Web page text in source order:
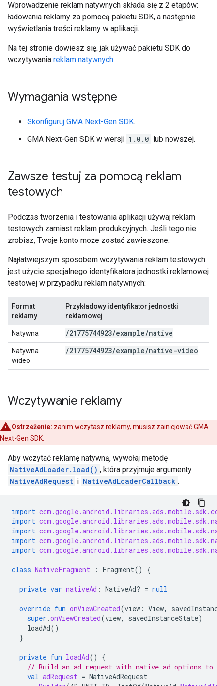
Wprowadzenie reklam natywnych składa się z 2 etapów:
ładowania reklamy za pomocą pakietu SDK, a następnie
wyświetlania treści reklamy w aplikacji.
Na tej stronie dowiesz się, jak używać pakietu SDK do
wczytywania reklam natywnych.
Wymagania wstępne
Skonfiguruj GMA Next-Gen SDK.
GMA Next-Gen SDK w wersji 1.0.0 lub nowszej.
Zawsze testuj za pomocą reklam
testowych
Podczas tworzenia i testowania aplikacji używaj reklam
testowych zamiast reklam produkcyjnych. Jeśli tego nie
zrobisz, Twoje konto może zostać zawieszone.
Najłatwiejszym sposobem wczytywania reklam testowych
jest użycie specjalnego identyfikatora jednostki reklamowej
testowej w przypadku reklam natywnych:
Format
reklamy
Przykładowy identyfikator jednostki
reklamowej
Natywna /21775744923/example/native
Natywna
wideo
/21775744923/example/native-video
Wczytywanie reklamy
Ostrzeżenie: zanim wczytasz reklamy, musisz zainicjowaćGMA
Next-Gen SDK
Aby wczytać reklamę natywną, wywołaj metodę
NativeAdLoader.load() , która przyjmuje argumenty
NativeAdRequest i NativeAdLoaderCallback .
import
import
import
import
import
class NativeFragment : Fragment() {
private var nativeAd : NativeAd? = null
override fun onViewCreated(view : View,
super .onViewCreated(view, savedInstanceState)
loadAd()
}
private fun loadAd()
{
// Build an ad request with native ad options to
val adRequest = NativeAdRequest